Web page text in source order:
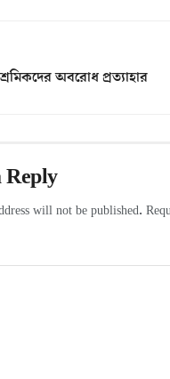
অবরোধ প্রত্যাহার
Reply
will not be published.